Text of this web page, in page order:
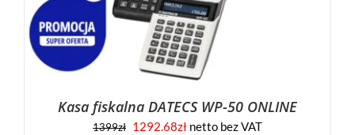
Kasa fiskalna DATECS WP-50 ONLINE
1399zł 1292.68zł netto bez VAT